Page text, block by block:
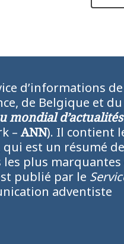
d’informations de
de Belgique et du
mondial d’actualités
– ANN). Il contient
qui est un résumé
plus
publié par le
adventiste